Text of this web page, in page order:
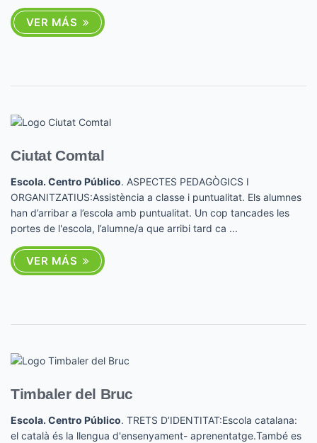
VER MÁS
Ciutat Comtal
Escola. Centro Público. ASPECTES PEDAGÒGICS I
ORGANITZATIUS:Assistència a classe i puntualitat. Els alumnes
han d’arribar a l’escola amb puntualitat. Un cop tancades les
portes de l'escola, l’alumne/a que arribi tard ca ...
VER MÁS
Timbaler del Bruc
Escola. Centro Público. TRETS D’IDENTITAT:Escola catalana:
el català és la llengua d'ensenyament- aprenentatge.També es